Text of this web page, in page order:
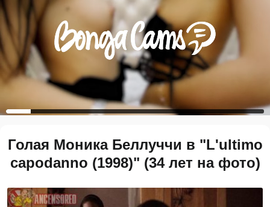
Голая Моника Беллуччи в "L'ultimo
capodanno (1998)" (34 лет на фото)